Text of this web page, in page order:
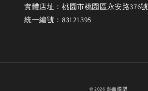
實體店址：桃園市桃園區永安路376號
統一編號：83121395
© 2026 熱血模型